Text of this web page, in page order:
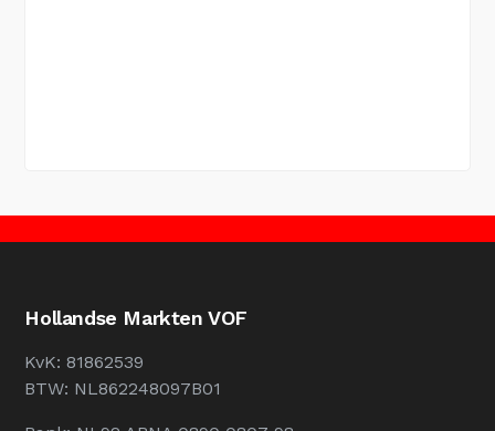
Hollandse Markten VOF
KvK: 81862539
BTW: NL862248097B01